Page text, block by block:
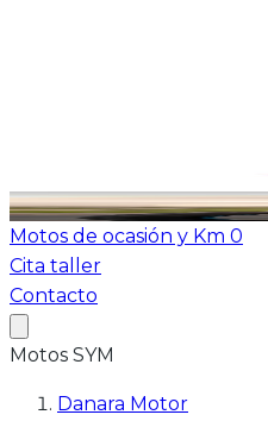
ATV-Quad
Motos de ocasión y Km 0
Cita taller
Contacto
Motos SYM
Danara Motor